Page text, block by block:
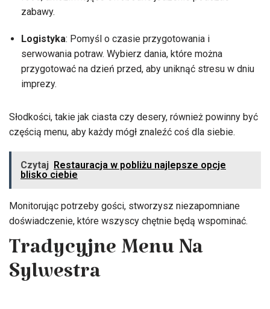
zabawy.
Logistyka: Pomyśl o czasie przygotowania i
serwowania potraw. Wybierz dania, które można
przygotować na dzień przed, aby uniknąć stresu w dniu
imprezy.
Słodkości, takie jak ciasta czy desery, również powinny być
częścią menu, aby każdy mógł znaleźć coś dla siebie.
Czytaj Restauracja w pobliżu najlepsze opcje
blisko ciebie
Monitorując potrzeby gości, stworzysz niezapomniane
doświadczenie, które wszyscy chętnie będą wspominać.
Tradycyjne Menu Na
Sylwestra